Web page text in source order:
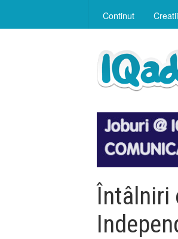
Continut Creatii
Întâlniri